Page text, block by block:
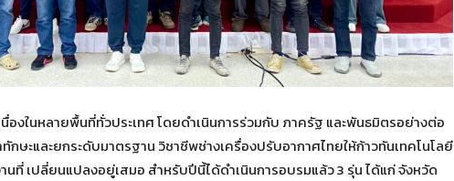
องในหลายพื้นที่ทั่วประเทศ โดยดำเนินการร่วมกับ ภาครัฐ และพันธมิตรอย่างต่อ
ษะและยกระดับมาตรฐาน วิชาชีพช่างเครื่องปรับอากาศไทยให้ก้าวทันเทคโนโลยี
นที่ เปลี่ยนแปลงอยู่เสมอ สำหรับปีนี้ได้ดำเนินการอบรมแล้ว 3 รุ่น ได้แก่ จังหวัด